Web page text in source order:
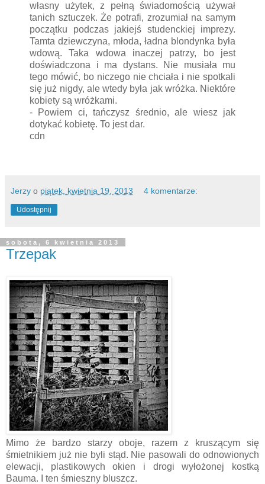
własny użytek, z pełną świadomością używał
tanich sztuczek. Że potrafi, zrozumiał na samym
początku podczas jakiejś studenckiej imprezy.
Tamta dziewczyna, młoda, ładna blondynka była
wdową. Taka wdowa inaczej patrzy, bo jest
doświadczona i ma dystans. Nie musiała mu
tego mówić, bo niczego nie chciała i nie spotkali
się już nigdy, ale wtedy była jak wróżka. Niektóre
kobiety są wróżkami.
- Powiem ci, tańczysz średnio, ale wiesz jak
dotykać kobietę. To jest dar.
cdn
Jerzy o piątek, kwietnia 19, 2013 4 komentarze:
Udostępnij
sobota, 6 kwietnia 2013
Trzepak
Mimo że bardzo starzy oboje, razem z kruszącym się
śmietnikiem już nie byli stąd. Nie pasowali do odnowionych
elewacji, plastikowych okien i drogi wyłożonej kostką
Bauma. I ten śmieszny bluszcz.